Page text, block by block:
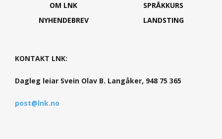
OM LNK
NYHENDEBREV
SPRÅKKURS
LANDSTING
KONTAKT LNK:
Dagleg leiar Svein Olav B. Langåker, 948 75 365
post@lnk.no